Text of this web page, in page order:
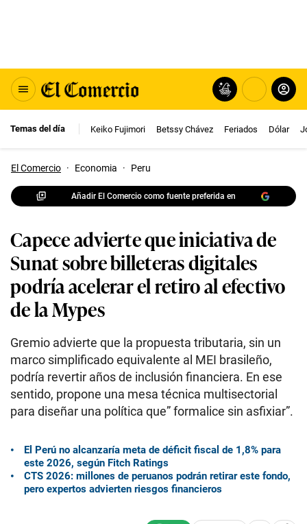
Temas del día Keiko Fujimori Betssy Chávez Feriados Dólar
El Comercio · Economia · Peru
Añadir El Comercio como fuente preferida en
Capece advierte que iniciativa de
Sunat sobre billeteras digitales
podría acelerar el retiro al efectivo
de la Mypes
Gremio advierte que la propuesta tributaria, sin un
marco simplificado equivalente al MEI brasileño,
podría revertir años de inclusión financiera. En ese
sentido, propone una mesa técnica multisectorial
para diseñar una política que” formalice sin asfixiar”.
El Perú no alcanzaría meta de déficit fiscal de 1,8% para
este 2026, según Fitch Ratings
CTS 2026: millones de peruanos podrán retirar este fondo,
pero expertos advierten riesgos financieros